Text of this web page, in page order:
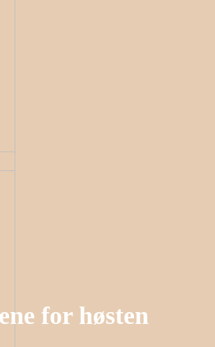
for høsten